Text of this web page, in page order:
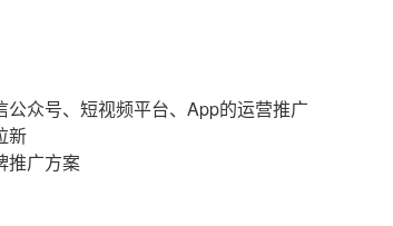
公众号、短视频平台、App的运营推广
新
推广方案